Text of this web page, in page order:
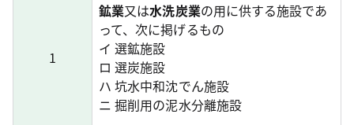
1
鉱業又は水洗炭業の用に供する施設であ
って、次に掲げるもの
イ 選鉱施設
ロ 選炭施設
ハ 坑水中和沈でん施設
ニ 掘削用の泥水分離施設